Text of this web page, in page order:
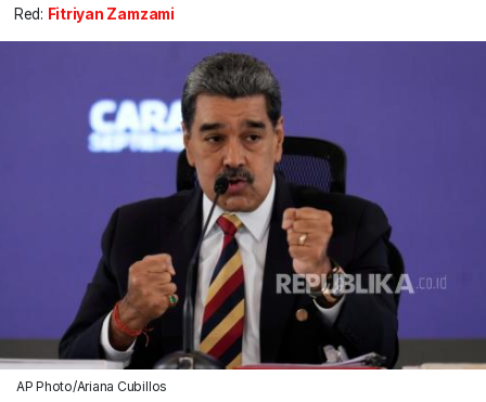
Red: Fitriyan Zamzami
AP Photo/Ariana Cubillos